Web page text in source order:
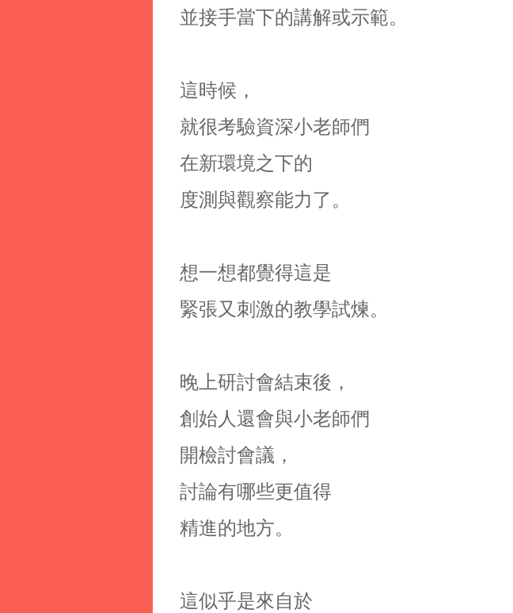
並接手當下的講解或示範。
這時候，
就很考驗資深小老師們
在新環境之下的
度測與觀察能力了。
想一想都覺得這是
緊張又刺激的教學試煉。
晚上研討會結束後，
創始人還會與小老師們
開檢討會議，
討論有哪些更值得
精進的地方。
這似乎是來自於